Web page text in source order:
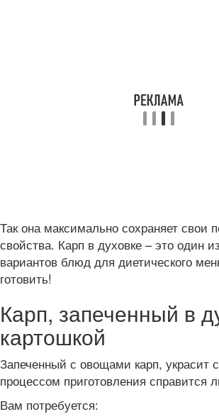
Так она максимально сохраняет свои
свойства. Карп в духовке – это один
вариантов блюд для диетического
готовить!
Карп, запеченный в
картошкой
Запеченный с овощами карп, украсит
процессом приготовления справится
Вам потребуется: